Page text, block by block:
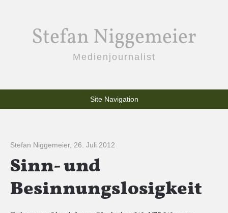
Stefan Niggemeier
Medienjournalist
Site Navigation
Stefan Niggemeier, 26. Juli 2012
Sinn- und
Besinnungslosigkeit